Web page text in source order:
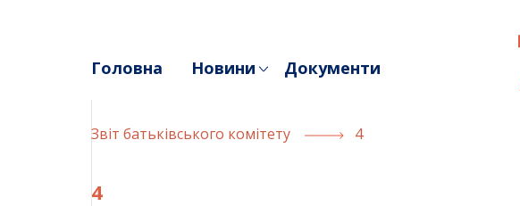
Головна Новини Документи
Звiт батькiвського комiтету 4
4